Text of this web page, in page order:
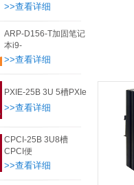
>>查看详细
ARP-D156-T加固笔记
本i9-
>>查看详细
PXIE-25B 3U 5槽PXIe
>>查看详细
CPCI-25B 3U8槽
CPCI便
>>查看详细